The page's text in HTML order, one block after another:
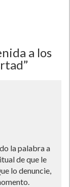
a los
la palabra a
de que le
lo denuncie,